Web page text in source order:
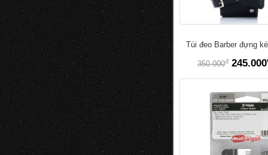
Túi đeo Barber đựng
350.000đ 245.000